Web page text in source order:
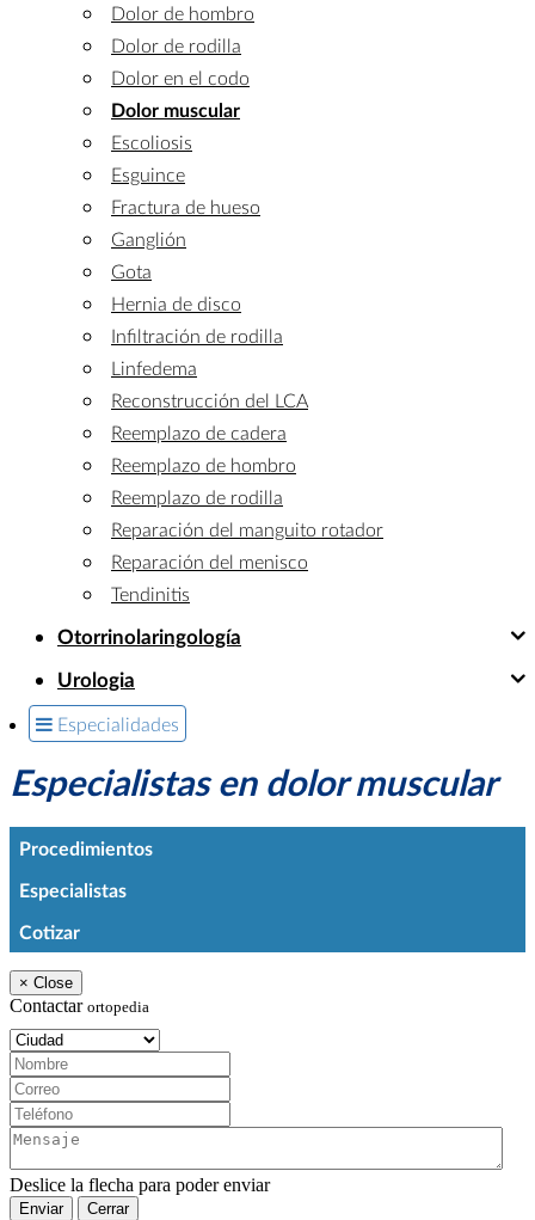
Dolor de hombro
Dolor de rodilla
Dolor en el codo
Dolor muscular
Escoliosis
Esguince
Fractura de hueso
Ganglión
Gota
Hernia de disco
Infiltración de rodilla
Linfedema
Reconstrucción del LCA
Reemplazo de cadera
Reemplazo de hombro
Reemplazo de rodilla
Reparación del manguito rotador
Reparación del menisco
Tendinitis
Otorrinolaringología
Urologia
Especialidades
Especialistas en dolor muscular
Procedimientos
Especialistas
Cotizar
× Close
Contactar ortopedia
Ciudad:
Nombre:
Correo:
Teléfono:
Mensaje:
Deslice la flecha para poder enviar
Enviar Cerrar